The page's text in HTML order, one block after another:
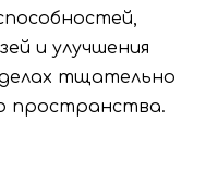
и улучшения
тщательно
пространства.